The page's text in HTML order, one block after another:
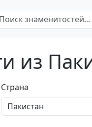
из
Страна